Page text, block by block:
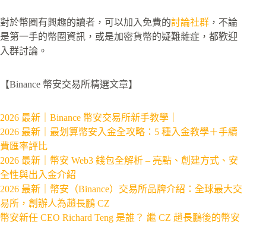
對於幣圈有興趣的讀者，可以加入免費的討論社群 ，不論
是第一手的幣圈資訊，或是加密貨幣的疑難雜症，都歡迎
入群討論。
【Binance 幣安交易所精選文章】
2026 最新｜Binance 幣安交易所新手教學｜
2026 最新｜最划算幣安入金全攻略：5 種入金教學＋手續
費匯率評比
2026 最新｜幣安 Web3 錢包全解析 – 亮點、創建方式、安
全性與出入金介紹
2026 最新｜幣安（Binance）交易所品牌介紹：全球最大交
易所，創辦人為趙長鵬 CZ
幣安新任 CEO Richard Teng 是誰？ 繼 CZ 趙長鵬後的幣安